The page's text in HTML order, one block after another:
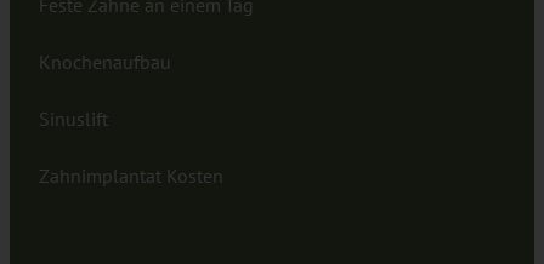
Knochenaufbau
Sinuslift
Zahnimplantat Kosten